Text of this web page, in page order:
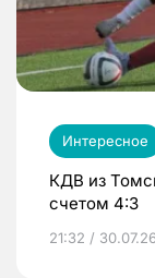
Интересное
КДВ из
счетом 4:3
21:32 / 30.07.26